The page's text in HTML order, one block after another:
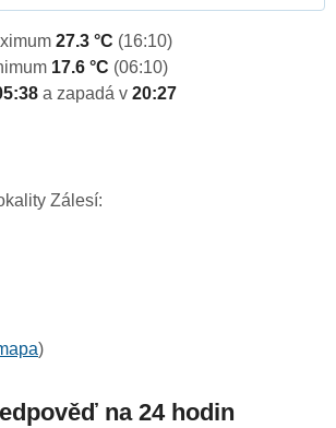
27.3 °C (16:10)
17.6 °C (06:10)
a zapadá v 20:27
Zálesí:
)
na 24 hodin